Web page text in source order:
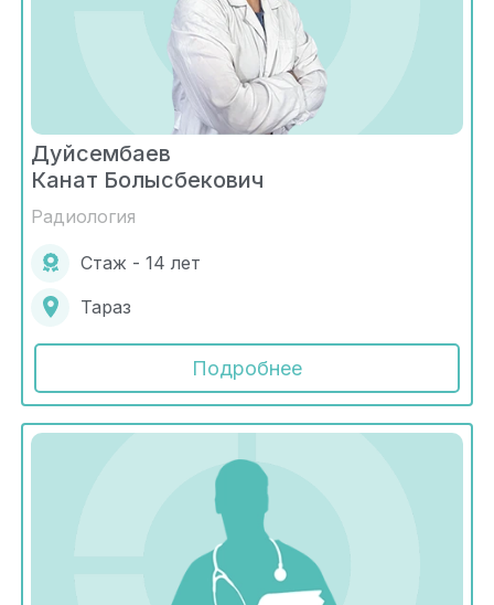
Дуйсембаев
Канат Болысбекович
Радиология
Стаж - 14 лет
Тараз
Подробнее